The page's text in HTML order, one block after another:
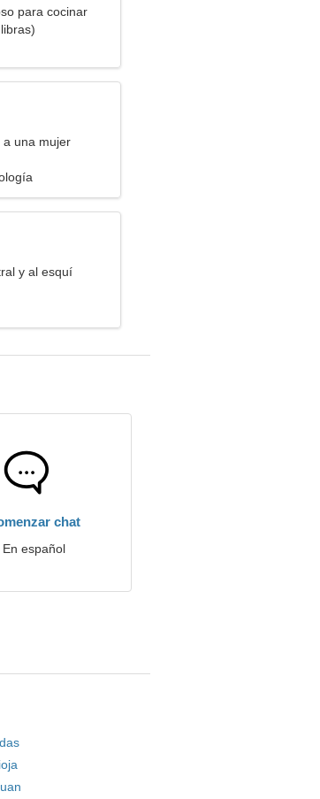
para cocinar
a una mujer
y al esquí
chat
En español